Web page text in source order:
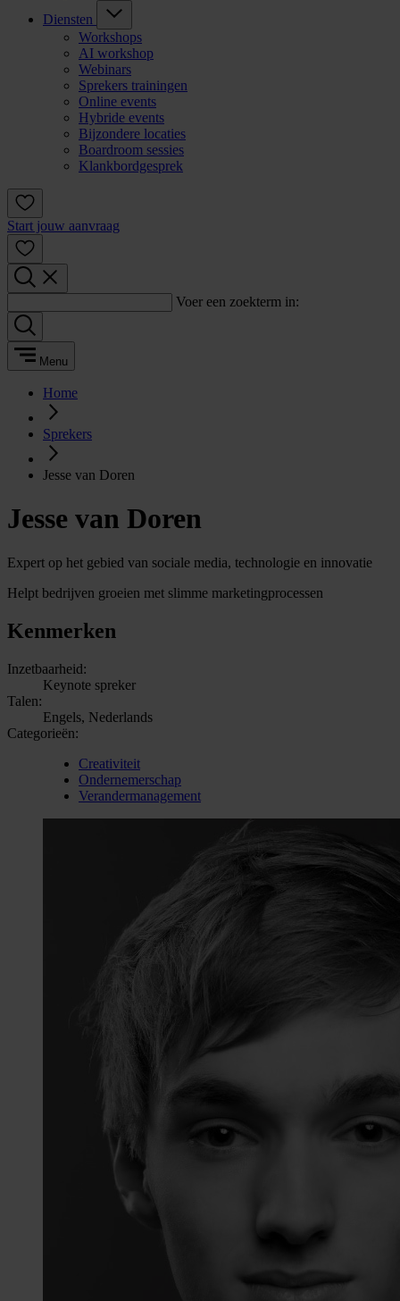
Diensten
Workshops
AI workshop
Webinars
Sprekers trainingen
Online events
Hybride events
Bijzondere locaties
Boardroom sessies
Klankbordgesprek
Start jouw aanvraag
Voer een zoekterm in:
Menu
Home
Sprekers
Jesse van Doren
Jesse van Doren
Expert op het gebied van sociale media, technologie en innovatie
Helpt bedrijven groeien met slimme marketingprocessen
Kenmerken
Inzetbaarheid:
Keynote spreker
Talen:
Engels, Nederlands
Categorieën:
Creativiteit
Ondernemerschap
Verandermanagement